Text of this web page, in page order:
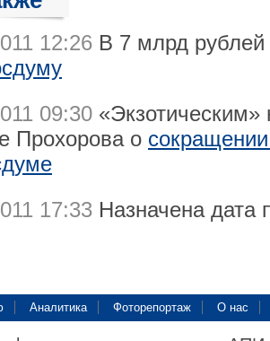
12:26 В 7 млрд рублей
09:30
Прохорова о
17:33 Назначена дата
Аналитика Фоторепортаж О нас